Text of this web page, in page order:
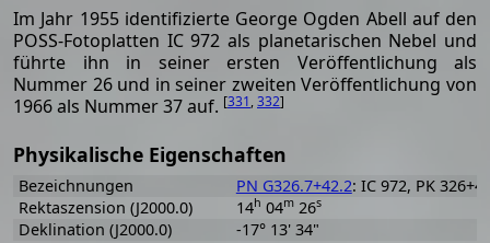
Im Jahr 1955 identifizierte George Ogden Abell auf den
POSS-Fotoplatten IC 972 als planetarischen Nebel und
führte ihn in seiner ersten Veröffentlichung als
Nummer 26 und in seiner zweiten Veröffentlichung von
1966 als Nummer 37 auf. [331,332]
Physikalische Eigenschaften
Bezeichnungen PN G326.7+42.2: IC 972, PK
Rektaszension (J2000.0)
14h 04m26s
Deklination (J2000.0)
-17° 13' 34"